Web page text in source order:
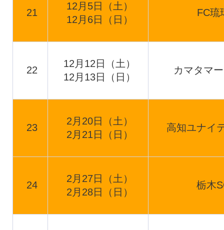
21
12月5日（土）
12月6日（日）
FC琉
22
12月12日（土）
12月13日（日）
カマタマ
23
2月20日（土）
2月21日（日）
高知ユナイ
24
2月27日（土）
2月28日（日）
栃木